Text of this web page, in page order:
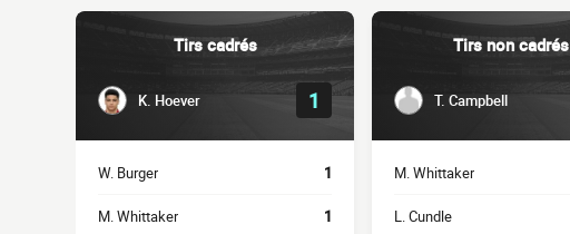
Tirs cadrés
K. Hoever 1
W. Burger 1
M. Whittaker 1
Tirs non cadrés
T. Campbell
M. Whittaker
L. Cundle